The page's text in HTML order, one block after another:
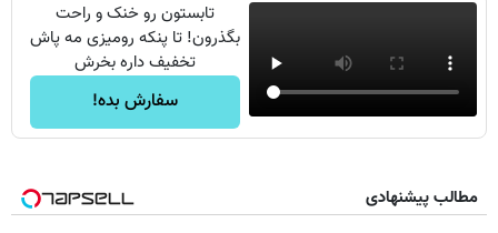
تابستون رو خنک و راحت
بگذرون! تا پنکه رومیزی مه پاش
تخفیف داره بخرش
سفارش بده!
مطالب پیشنهادی